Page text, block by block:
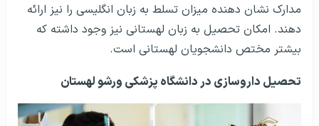
مدارک نشان دهنده میزان تسلط به زبان انگلیسی را نیز ارائه
دهند. امکان تحصیل به زبان لهستانی نیز وجود داشته که
بیشتر مختص دانشجویان لهستانی است.
تحصیل داروسازی در دانشگاه پزشکی ورشو لهستان